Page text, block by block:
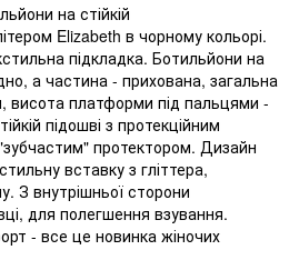
на стійкій
Elizabeth в чорному кольорі.
підкладка. Ботильйони на
а частина - прихована, загальна
висота платформи під пальцями -
підошві з протекційним
протектором. Дизайн
вставку з гліттера,
З внутрішньої сторони
для полегшення взування.
- все це новинка жіночих